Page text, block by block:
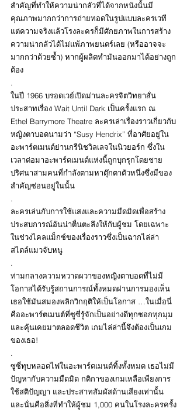
สำคัญที่ทำให้ความน่ากลัวที่ได้จากหนังนั้นมี
คุณภาพมากกว่าการถ่ายทอดในรูปแบบละครเวที
แต่ความจริงแล้วโรงละครก็มีศักยภาพในการสร้าง
ความน่ากลัวได้ไม่แพ้ภาพยนตร์เลย (หรืออาจจะ
มากกว่าด้วยซ้ำ) หากผู้ผลิตทำมันออกมาได้อย่างถูก
ต้อง
.
ในปี 1966 บรอดเวย์เปิดม่านละครจิตวิทยาสั่น
ประสาทเรื่อง Wait Until Dark เป็นครั้งแรก ณ
Ethel Barrymore Theatre ละครเล่าเรื่องราวเกี่ยวกับ
หญิงตาบอดนามว่า “Susy Hendrix” ที่อาศัยอยู่ใน
อะพาร์ตเมนต์ย่านกรีนิชวิลเลจในนิวยอร์ก ซึ่งใน
เวลาต่อมาอะพาร์ตเมนต์แห่งนี้ถูกบุกรุกโดยชาย
ปริศนาสามคนที่กำลังตามหาตุ๊กตาตัวหนึ่งซึ่งมีของ
สำคัญซ่อนอยู่ในนั้น
.
ละครเล่นกับการใช้แสงและความมืดมิดเพื่อสร้าง
ประสบการณ์อันน่าตื่นตะลึงให้กับผู้ชม โดยเฉพาะ
ในช่วงไคลแม็กซ์ของเรื่องราวซึ่งเป็นฉากไล่ล่า
สไตล์แมวจับหนู
.
ท่ามกลางความหวาดผวาของหญิงตาบอดที่ไม่มี
โอกาสได้รับรู้สถานการณ์ทั้งหมดผ่านการมองเห็น
เธอใช้มันสมองพลิกวิกฤติให้เป็นโอกาส …ในเมื่อนี่
คืออะพาร์ตเมนต์ที่ซูซี่รู้จักเป็นอย่างดีทุกซอกทุกมุม
และคุ้นเคยมาตลอดชีวิต เกมไล่ล่านี้จึงต้องเป็นเกม
ของเธอ!
.
ซูซี่ทุบหลอดไฟในอะพาร์ตเมนต์ทิ้งทั้งหมด เธอไม่มี
ปัญหากับความมืดมิด กติกาของเกมเหลือเพียงการ
ใช้สติปัญญา และประสาทสัมผัสด้านเสียงเท่านั้น
และนั่นคือสิ่งที่ทำให้ผู้ชม 1,000 คนในโรงละครครั้ง